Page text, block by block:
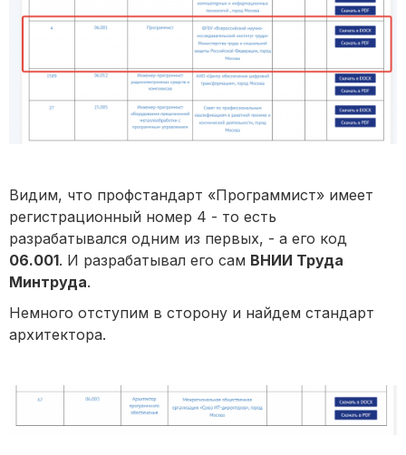
Видим, что профстандарт «Программист» имеет
регистрационный номер 4 - то есть
разрабатывался одним из первых, - а его код
06.001. И разрабатывал его сам ВНИИ Труда
Минтруда.
Немного отступим в сторону и найдем стандарт
архитектора.